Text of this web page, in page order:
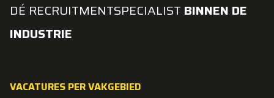
DÉ RECRUITMENTSPECIALIST BINNEN DE
INDUSTRIE
VACATURES PER VAKGEBIED